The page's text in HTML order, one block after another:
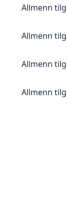
Allmenn
Allmenn
Allmenn
Allmenn